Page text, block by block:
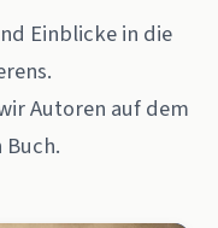
Einblicke in die
Autoren auf dem
Buch.